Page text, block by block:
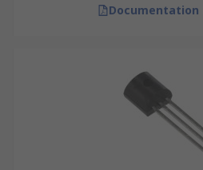
Documentation